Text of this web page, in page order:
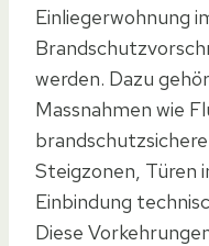
Einliegerwohnung
werden. Dazu
Massnahmen wie
Steigzonen, Türen
Einbindung
Diese